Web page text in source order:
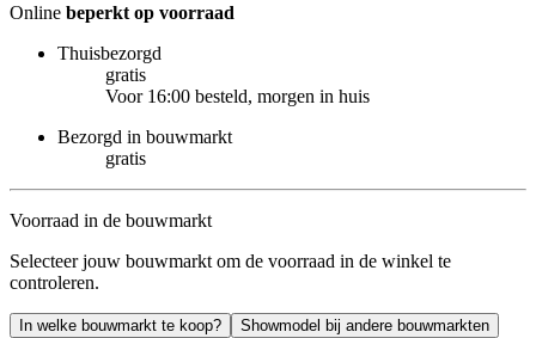
Online beperkt op voorraad
Thuisbezorgd
gratis
Voor 16:00 besteld, morgen in huis
Bezorgd in bouwmarkt
gratis
Voorraad in de bouwmarkt
Selecteer jouw bouwmarkt om de voorraad in de winkel te
controleren.
In welke bouwmarkt te koop? Showmodel bij andere bouwmarkten